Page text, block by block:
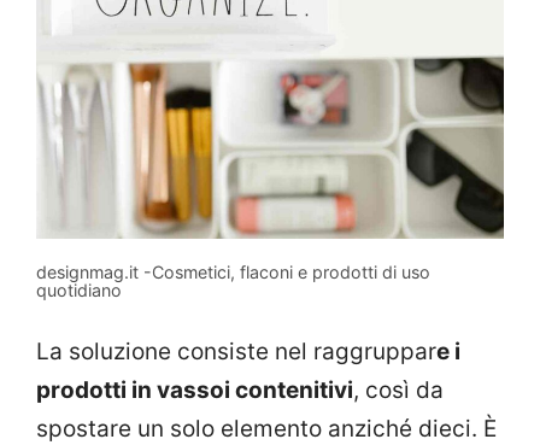
designmag.it -Cosmetici, flaconi e prodotti di uso
quotidiano
La soluzione consiste nel raggruppare i
prodotti in vassoi contenitivi, così da
spostare un solo elemento anziché dieci. È